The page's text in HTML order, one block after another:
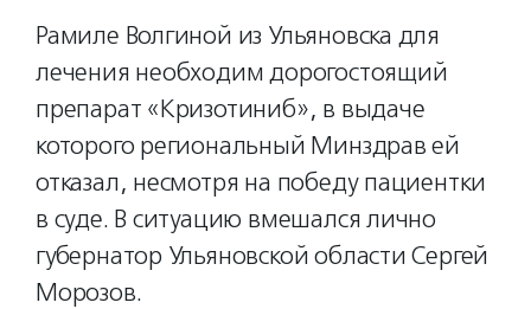
Рамиле Волгиной из Ульяновска для
лечения необходим дорогостоящий
препарат «Кризотиниб», в выдаче
которого региональный Минздрав ей
отказал, несмотря на победу пациентки
в суде. В ситуацию вмешался лично
губернатор Ульяновской области Сергей
Морозов.